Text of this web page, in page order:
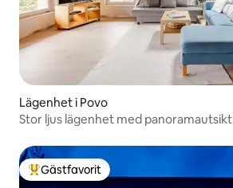
Lägenhet i Povo
Stor ljus lägenhet med panoramautsikt
Populär gästfavorit
Gästfavorit